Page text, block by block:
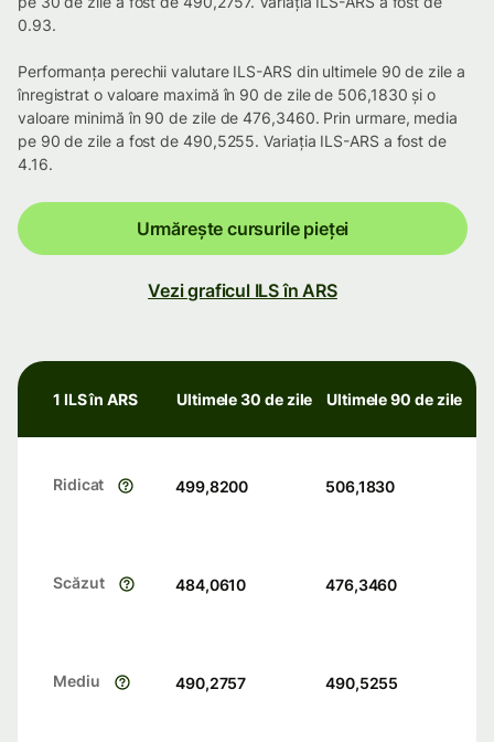
0.93.
Performanța perechii valutare ILS-ARS din ultimele 90 de zile a
înregistrat o valoare maximă în 90 de zile de 506,1830 și o
valoare minimă în 90 de zile de 476,3460. Prin urmare, media
pe 90 de zile a fost de 490,5255. Variația ILS-ARS a fost de
4.16.
Urmărește cursurile pieței
Vezi graficul ILS în ARS
1 ILS în ARS Ultimele 30 de zile Ultimele 90 de zile
Ridicat 499,8200 506,1830
Scăzut 484,0610 476,3460
Mediu 490,2757 490,5255